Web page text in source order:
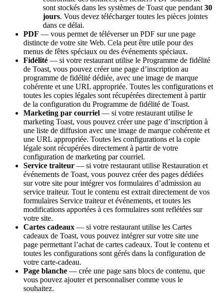
sont stockés dans les systèmes de Toast que pendant 30
jours. Vous devez télécharger toutes les pièces jointes
dans ce délai.
PDF — vous permet de téléverser un PDF sur une page
distincte de votre site Web. Cela peut être utile pour des
menus de fêtes spéciaux ou des événements spéciaux.
Fidélité — si votre restaurant utilise le Programme de fidélité
de Toast, vous pouvez créer une page d’inscription au
programme de fidélité dédiée, avec une image de marque
cohérente et une URL appropriée. Toutes les configurations et
toutes les copies légales sont récupérées directement à partir
de la configuration du Programme de fidélité de Toast.
Marketing par courriel — si votre restaurant utilise le
marketing Toast, vous pouvez créer une page d’inscription à
une liste de diffusion avec une image de marque cohérente et
une URL appropriée. Toutes les configurations et la copie
légale sont récupérées directement à partir de votre
configuration de marketing par courriel.
Service traiteur — si votre restaurant utilise Restauration et
événements de Toast, vous pouvez créer des pages dédiées
sur votre site pour intégrer vos formulaires d’admission au
service traiteur. Tout le contenu est extrait directement de vos
formulaires Service traiteur et événements, et toutes les
modifications apportées à ces formulaires sont reflétées sur
votre site.
Cartes cadeaux — si votre restaurant utilise les Cartes
cadeaux de Toast, vous pouvez intégrer sur votre site une
page permettant l’achat de cartes cadeaux. Tout le contenu et
toutes les configurations sont gérés dans la configuration de
votre carte-cadeau.
Page blanche — crée une page sans blocs de contenu, que
vous pouvez ajouter et personnaliser comme vous le
souhaitez.